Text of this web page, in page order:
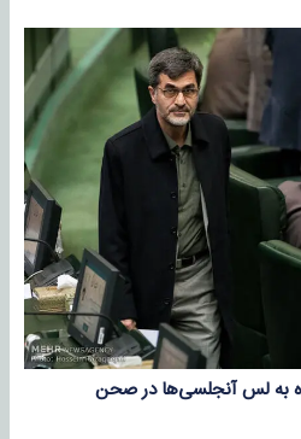
به لس آنجلسی‌ها در صحن